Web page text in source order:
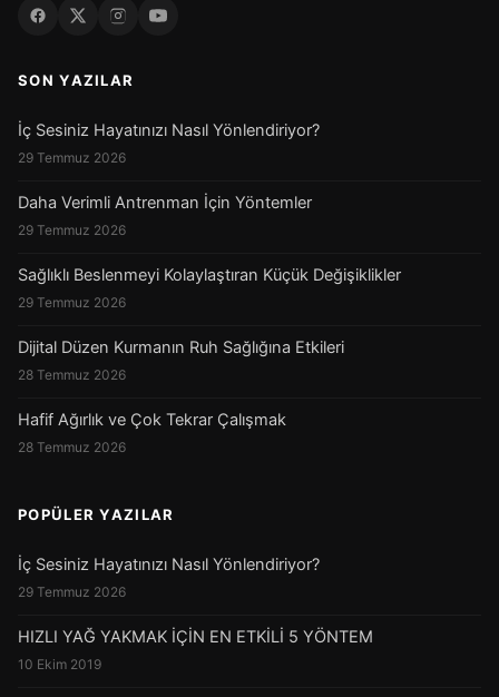
SON YAZILAR
İç Sesiniz Hayatınızı Nasıl Yönlendiriyor?
29 Temmuz 2026
Daha Verimli Antrenman İçin Yöntemler
29 Temmuz 2026
Sağlıklı Beslenmeyi Kolaylaştıran Küçük Değişiklikler
29 Temmuz 2026
Dijital Düzen Kurmanın Ruh Sağlığına Etkileri
28 Temmuz 2026
Hafif Ağırlık ve Çok Tekrar Çalışmak
28 Temmuz 2026
POPÜLER YAZILAR
İç Sesiniz Hayatınızı Nasıl Yönlendiriyor?
29 Temmuz 2026
HIZLI YAĞ YAKMAK İÇİN EN ETKİLİ 5 YÖNTEM
10 Ekim 2019